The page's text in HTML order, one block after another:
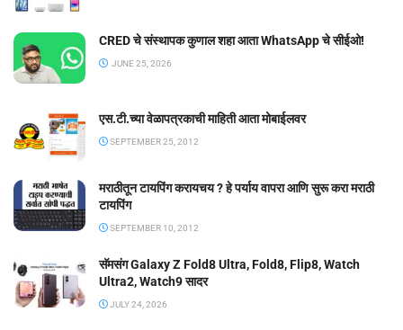
CRED चे संस्थापक कुणाल शहा आता WhatsApp चे सीईओ!
JUNE 25, 2026
एस.टी.च्या वेळापत्रकाची माहिती आता मोबाईलवर
SEPTEMBER 25, 2012
मराठीतून टायपिंग करायचय ? हे पर्याय वापरा आणि सुरू करा मराठी
टायपिंग
SEPTEMBER 10, 2012
सॅमसंग Galaxy Z Fold8 Ultra, Fold8, Flip8, Watch
Ultra2, Watch9 सादर
JULY 24, 2026